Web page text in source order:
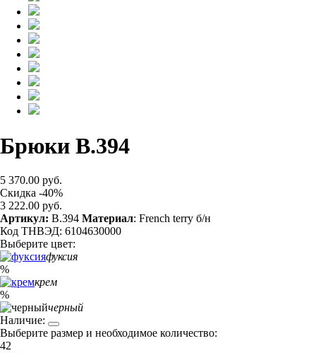
Брюки B.394
5 370.00 руб.
Скидка -40%
3 222.00 руб.
Артикул: B.394 Материал: French terry б/н
Код ТНВЭД: 6104630000
Выберите цвет:
фуксия
%
крем
%
черный
Наличие:
Выберите размер и необходимое количество:
42